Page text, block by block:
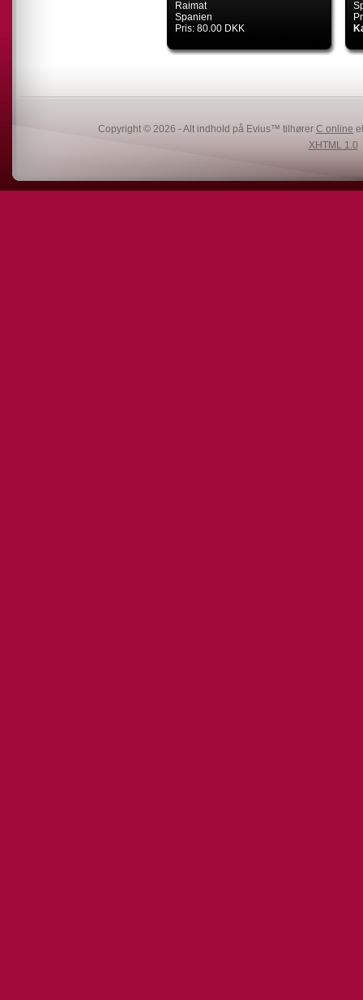
Raimat
Spanien
Pris: 80.00 DKK
Copyright © 2026 - Alt indhold på Evius™ tilhører C online
XHTML 1.0